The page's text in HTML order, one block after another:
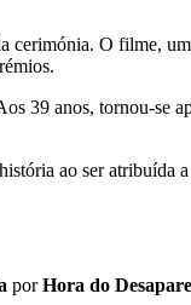
cerimónia. O filme,
39 anos, tornou-se
ao ser atribuída a
porHora do